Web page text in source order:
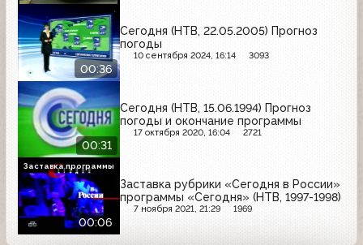
00:36
Сегодня (НТВ, 22.05.2005) Прогноз
погоды
10 сентября 2024, 16:14 3093
00:31
Сегодня (НТВ, 15.06.1994) Прогноз
погоды и окончание программы
17 октября 2020, 16:04 2721
00:06
Заставка рубрики «Сегодня в России»
программы «Сегодня» (НТВ, 1997-1998)
7 ноября 2021, 21:29 1969
Заставка программы